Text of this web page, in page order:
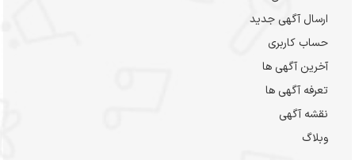
ارسال‌ آگهی جدید
حساب کاربری
آخرین آگهی ها
تعرفه آگهی ها
نقشه آگهی
وبلاگ